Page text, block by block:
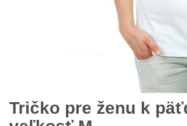
Tričko pre ženu k